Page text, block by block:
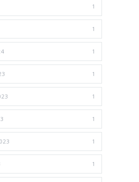
1
1
1
1
1
1
1
1